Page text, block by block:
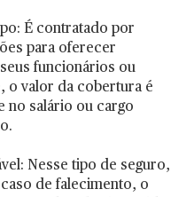
É contratado por
para oferecer
funcionários ou
o valor da cobertura é
no salário ou cargo
Nesse tipo de seguro,
de falecimento, o